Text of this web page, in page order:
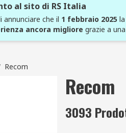
al sito di RS Italia
annunciare che il 1 febbraio 2025 la
ancora migliore grazie a
Recom
Recom
3093